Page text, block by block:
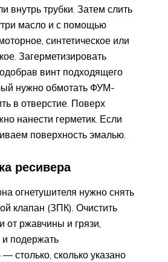
внутрь трубки. Затем слить
масло и с помощью
синтетическое или
Загерметизировать
винт подходящего
нужно обмотать ФУМ-
в отверстие. Поверх
нанести герметик. Если
поверхность эмалью.
ресивера
огнетушителя нужно снять
клапан (ЗПК). Очистить
от ржавчины и грязи,
и подержать
столько, сколько указано